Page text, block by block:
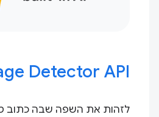
Detector API
לזהות את השפה שבה כתוב